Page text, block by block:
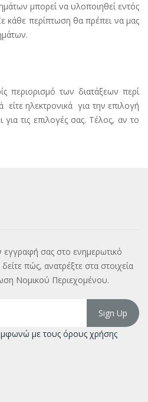
μπορεί να υλοποιηθεί εντός
κάθε περίπτωση θα πρέπει να μας
περιορισμό των διατάξεων περί
ηλεκτρονικά για την επιλογή
τις επιλογές σας. Τέλος, αν το
σας στο ενημερωτικό
πώς, ανατρέξτε στα στοιχεία
Νομικού Περιεχομένου.
με τους όρους χρήσης